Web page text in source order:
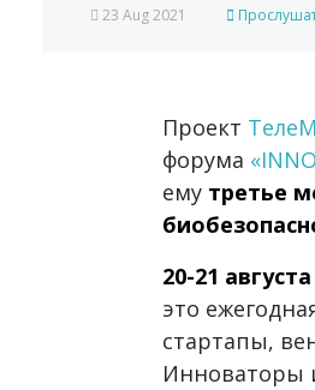
23 Aug 2021
Проект
форума
ему третье
20-21 августа
это
стартапы,
Инноваторы